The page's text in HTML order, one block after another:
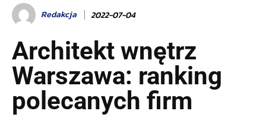
Redakcja 2022-07-04
Architekt wnętrz
Warszawa: ranking
polecanych firm